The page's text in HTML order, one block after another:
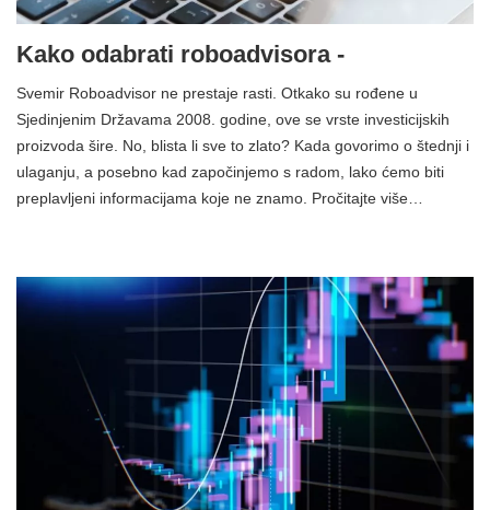
Kako odabrati roboadvisora ​​-
Svemir Roboadvisor ne prestaje rasti. Otkako su rođene u
Sjedinjenim Državama 2008. godine, ove se vrste investicijskih
proizvoda šire. No, blista li sve to zlato? Kada govorimo o štednji i
ulaganju, a posebno kad započinjemo s radom, lako ćemo biti
preplavljeni informacijama koje ne znamo. Pročitajte više…